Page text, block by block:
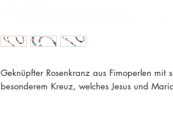
Geknüpfter Rosenkranz aus Fimoperlen mit
besonderem Kreuz, welches Jesus und